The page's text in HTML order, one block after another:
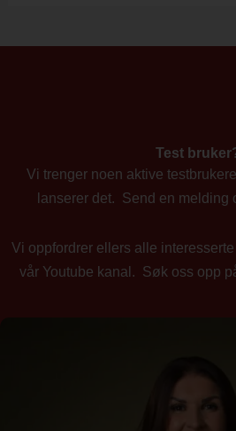
Test
Vi trenger noen aktive
lanserer det. Send en melding
Vi oppfordrer ellers alle
vår Youtube kanal. Søk oss opp